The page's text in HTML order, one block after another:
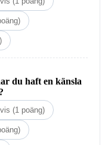
du haft en känsla
(1 poäng)